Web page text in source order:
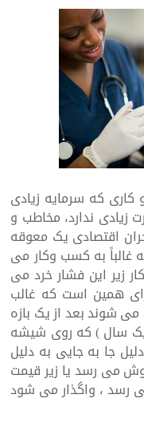
که سرمایه زیادی
زیادی ندارد، مخاطب و
اقتصادی یک معوقه
غالباً به کسب وکار می
زیر این فشار خرد می
همین است که غالب
می شوند بعد از یک بازه
یک سال ) که روی شیشه
جا به جایی به دلیل
می رسد یا زیر قیمت
، واگذار می شود